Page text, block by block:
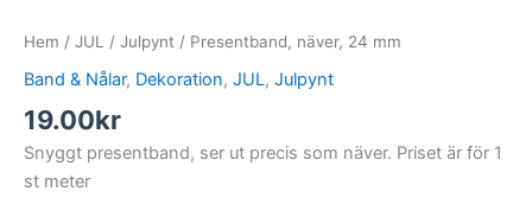
Hem / JUL / Julpynt / Presentband, näver, 24 mm
Band & Nålar, Dekoration, JUL, Julpynt
19.00kr
Snyggt presentband, ser ut precis som näver. Priset är för 1
st meter